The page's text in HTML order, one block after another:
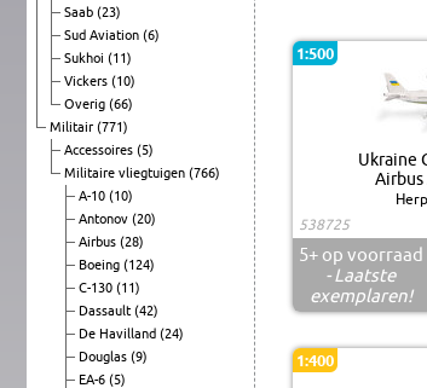
Saab (23)
Sud Aviation (6)
Sukhoi (11)
Vickers (10)
Overig (66)
Militair (771)
Accessoires (5)
Militaire vliegtuigen (766)
A-10 (10)
Antonov (20)
Airbus (28)
Boeing (124)
C-130 (11)
Dassault (42)
De Havilland (24)
Douglas (9)
EA-6 (5)
1:500
Ukraine
Airbus
538725
5+op voorraad
- Laatste
exemplaren!
1:400